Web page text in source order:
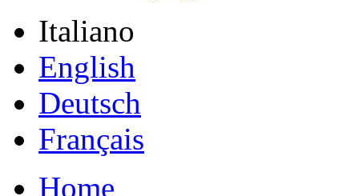
Italiano
English
Deutsch
Français
Home